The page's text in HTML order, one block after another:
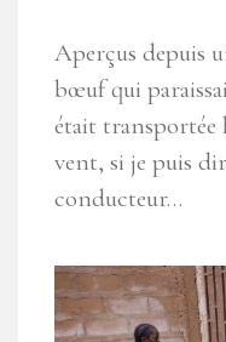
Aperçus depuis
bœuf qui
était transportée
vent, si je puis
conducteur…